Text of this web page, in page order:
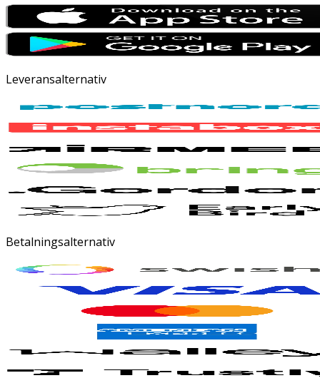
Leveransalternativ
Betalningsalternativ